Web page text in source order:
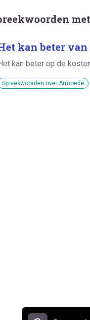
met
kan beter
kan beter op de
Spreekwoorden over Armoede